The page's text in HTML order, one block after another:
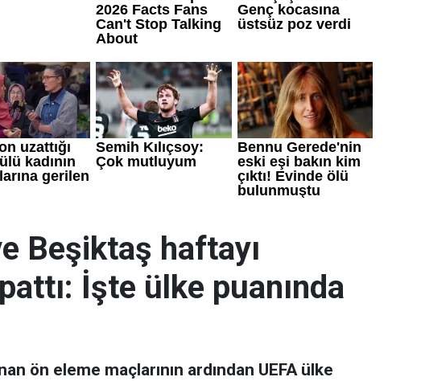
Beşiktaş haftayı
İşte ülke puanında
ön eleme maçlarının ardından UEFA ülke